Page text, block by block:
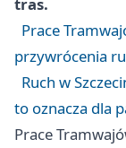
Prace
przywrócenia
Ruch w
to oznacza dla
Prace